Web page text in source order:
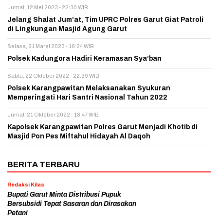
Jumat, 12 Mei 2023 - 22:30 WIB
Jelang Shalat Jum’at, Tim UPRC Polres Garut Giat Patroli
di Lingkungan Masjid Agung Garut
Selasa, 21 Maret 2023 - 16:24 WIB
Polsek Kadungora Hadiri Keramasan Sya’ban
Sabtu, 22 Oktober 2022 - 22:39 WIB
Polsek Karangpawitan Melaksanakan Syukuran
Memperingati Hari Santri Nasional Tahun 2022
Jumat, 21 Oktober 2022 - 18:47 WIB
Kapolsek Karangpawitan Polres Garut Menjadi Khotib di
Masjid Pon Pes Miftahul Hidayah Al Daqoh
BERITA TERBARU
Redaksi Kilas
Bupati Garut Minta Distribusi Pupuk
Bersubsidi Tepat Sasaran dan Dirasakan
Petani